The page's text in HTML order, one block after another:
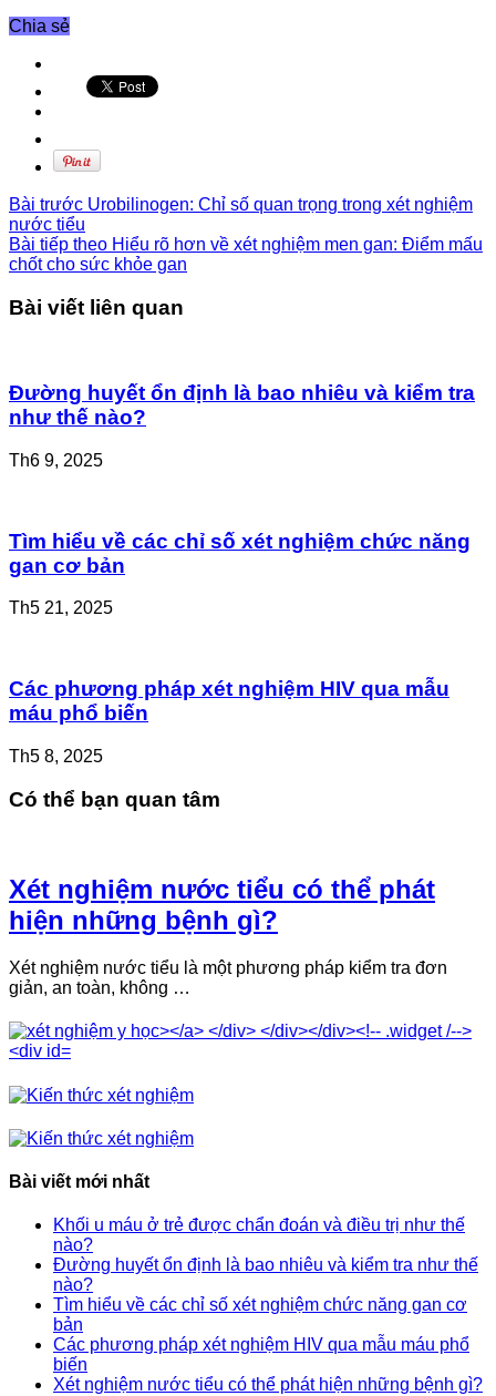
Chia sẻ
Bài trước Urobilinogen: Chỉ số quan trọng trong xét nghiệm
nước tiểu
Bài tiếp theo Hiểu rõ hơn về xét nghiệm men gan: Điểm mấu
chốt cho sức khỏe gan
Bài viết liên quan
Đường huyết ổn định là bao nhiêu và kiểm tra
như thế nào?
Th6 9, 2025
Tìm hiểu về các chỉ số xét nghiệm chức năng
gan cơ bản
Th5 21, 2025
Các phương pháp xét nghiệm HIV qua mẫu
máu phổ biến
Th5 8, 2025
Có thể bạn quan tâm
Xét nghiệm nước tiểu có thể phát
hiện những bệnh gì?
Xét nghiệm nước tiểu là một phương pháp kiểm tra đơn
giản, an toàn, không …
Bài viết mới nhất
Khối u máu ở trẻ được chẩn đoán và điều trị như thế
nào?
Đường huyết ổn định là bao nhiêu và kiểm tra như thế
nào?
Tìm hiểu về các chỉ số xét nghiệm chức năng gan cơ
bản
Các phương pháp xét nghiệm HIV qua mẫu máu phổ
biến
Xét nghiệm nước tiểu có thể phát hiện những bệnh gì?